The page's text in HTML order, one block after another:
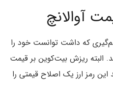
آوالانچ
که داشت توانست خود را
دهد. البته ریزش بیت‌کوین بر قیمت
این رمز ارز یک اصلاح قیمتی را